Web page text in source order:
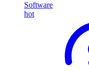
Software
hot